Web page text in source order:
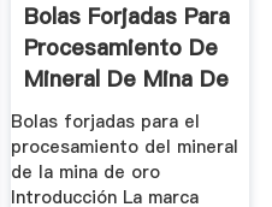
Bolas Forjadas Para
Procesamiento De
Mineral De Mina De
Oro
Bolas forjadas para el
procesamiento del mineral
de la mina de oro
Introducción La marca